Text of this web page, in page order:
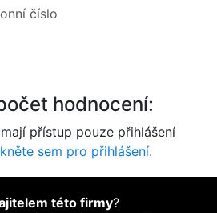
číslo
hodnocení:
přístup pouze přihlášení
sem pro přihlášení.
této firmy?